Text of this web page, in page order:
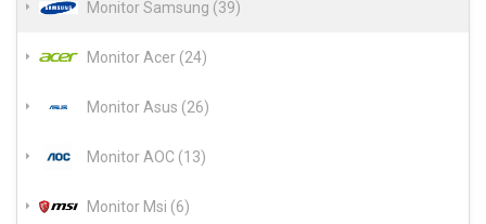
Monitor Samsung (39)
Monitor Acer (24)
Monitor Asus (26)
Monitor AOC (13)
Monitor Msi (6)